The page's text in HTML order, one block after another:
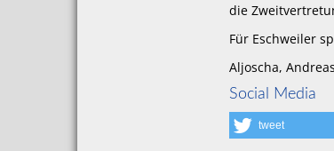
die
Für Eschweiler
Aljoscha,
Social Media
tweet